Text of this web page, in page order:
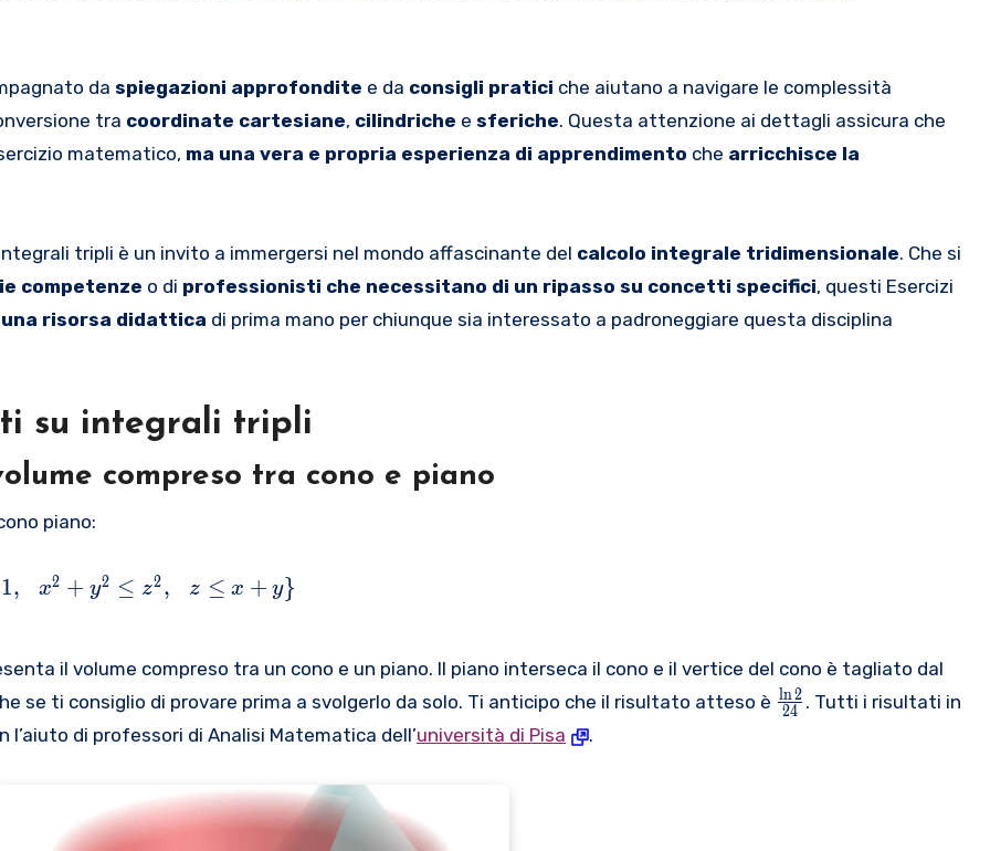
da spiegazioni approfondite e da consigli pratici che aiutano a navigare le complessità
tra coordinate cartesiane, cilindriche e sferiche. Questa attenzione ai dettagli assicura che
matematico, ma una vera e propria esperienza di apprendimento che arricchisce la
tripli è un invito a immergersi nel mondo affascinante del calcolo integrale tridimensionale. Che si
competenze o di professionisti che necessitano di un ripasso su concetti specifici, questi Esercizi
una risorsa didattica di prima mano per chiunque sia interessato a padroneggiare questa disciplina
su integrali tripli
compreso tra cono e piano
piano:
1, x2 + y2 ≤ z2, z ≤ x + y}
il volume compreso tra un cono e un piano. Il piano interseca il cono e il vertice del cono è tagliato dal
se ti consiglio di provare prima a svolgerlo da solo. Ti anticipo che il risultato atteso è \24
ln2 . Tutti i risultati in
di professori di Analisi Matematica dell’università di Pisa .